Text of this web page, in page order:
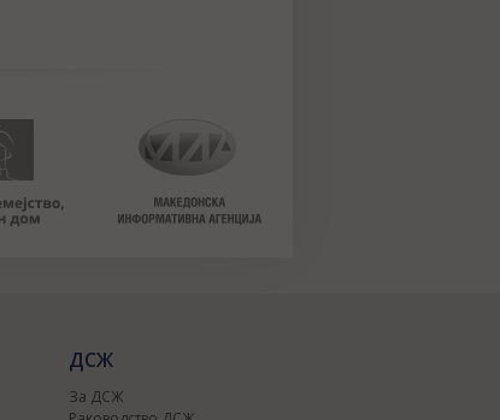
ДСЖ
За ДСЖ